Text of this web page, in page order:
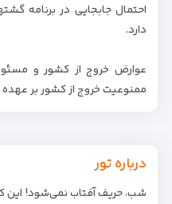
احتمال جابجایی در برنامه
دارد.
عوارض خروج از کشور و
ممنوعیت خروج از کشور بر
درباره تور
شب، حریف آفتاب نمی‌شود! این